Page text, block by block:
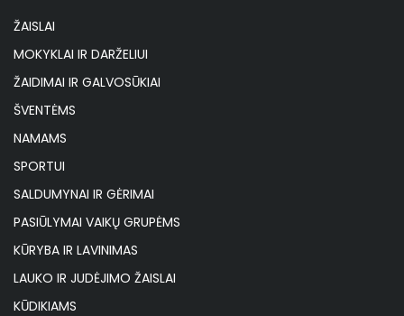
ŽAISLAI
MOKYKLAI IR DARŽELIUI
ŽAIDIMAI IR GALVOSŪKIAI
ŠVENTĖMS
NAMAMS
SPORTUI
SALDUMYNAI IR GĖRIMAI
PASIŪLYMAI VAIKŲ GRUPĖMS
KŪRYBA IR LAVINIMAS
LAUKO IR JUDĖJIMO ŽAISLAI
KŪDIKIAMS